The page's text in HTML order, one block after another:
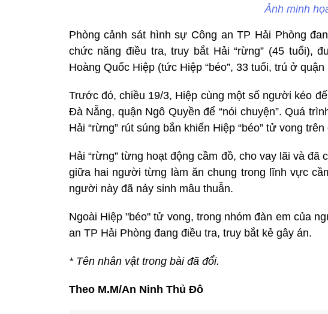
Ảnh minh
Phòng cảnh sát hình sự Công an TP Hải Phòng
chức năng điều tra, truy bắt Hải “rừng” (45 tuổi),
Hoàng Quốc Hiệp (tức Hiệp “béo”, 33 tuổi, trú ở quận
Trước đó, chiều 19/3, Hiệp cùng một số người kéo
Đà Nẵng, quận Ngô Quyền để “nói chuyện”. Quá
Hải “rừng” rút súng bắn khiến Hiệp “béo” tử vong
Hải “rừng” từng hoạt động cầm đồ, cho vay lãi và
giữa hai người từng làm ăn chung trong lĩnh vực
người này đã nảy sinh mâu thuẫn.
Ngoài Hiệp "béo" tử vong, trong nhóm đàn em của
an TP Hải Phòng đang điều tra, truy bắt kẻ gây án.
* Tên nhân vật trong bài đã đổi.
Theo M.M/An Ninh Thủ Đô